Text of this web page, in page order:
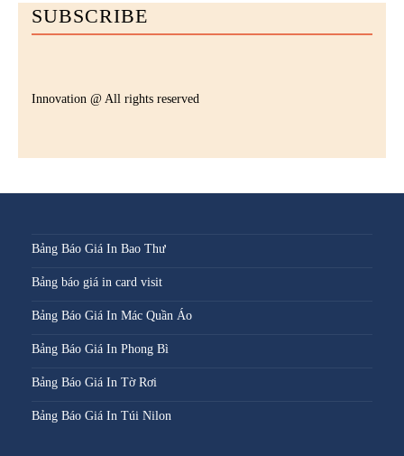
SUBSCRIBE
Innovation @ All rights reserved
Bảng Báo Giá In Bao Thư
Bảng báo giá in card visit
Bảng Báo Giá In Mác Quần Áo
Bảng Báo Giá In Phong Bì
Bảng Báo Giá In Tờ Rơi
Bảng Báo Giá In Túi Nilon